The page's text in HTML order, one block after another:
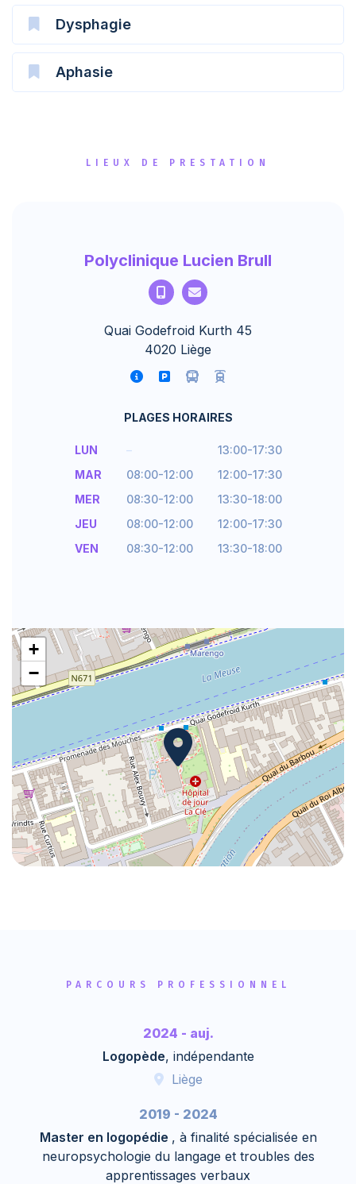
Dysphagie
Aphasie
LIEUX DE PRESTATION
Polyclinique Lucien Brull
Quai Godefroid Kurth 45
4020 Liège
PLAGES HORAIRES
LUN –
13:00-17:30
MAR
08:00-12:00
12:00-17:30
MER
08:30-12:00
13:30-18:00
JEU
08:00-12:00
12:00-17:30
VEN
08:30-12:00 13:30-18:00
+
−
PARCOURS PROFESSIONNEL
2024 - auj.
Logopède, indépendante
Liège
2019 - 2024
Master en logopédie , à finalité spécialisée en
neuropsychologie du langage et troubles des
apprentissages verbaux